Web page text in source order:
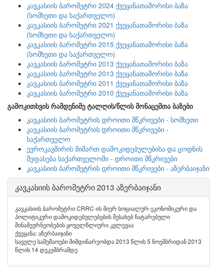
კავკასიის ბარომეტრი 2024 ქვეყანათაშორისი ბაზა
(სომხეთი და საქართველო)
კავკასიის ბარომეტრი 2021 ქვეყანათაშორისი ბაზა
(სომხეთი და საქართველო)
კავკასიის ბარომეტრი 2015 ქვეყანათაშორისი ბაზა
(სომხეთი და საქართველო)
კავკასიის ბარომეტრი 2013 ქვეყანათაშორისი ბაზა
კავკასიის ბარომეტრი 2013 ქვეყანათაშორისი ბაზა
კავკასიის ბარომეტრი 2011 ქვეყანათაშორისი ბაზა
კავკასიის ბარომეტრი 2010 ქვეყანათაშორისი ბაზა
გამოკითხვის რამდენიმე ტალღის/წლის მონაცემთა ბაზები
კავკასიის ბარომეტრის დროითი მწკრივები - სომხეთი
კავკასიის ბარომეტრის დროითი მწკრივები -
საქართველო
ევროკავშირის მიმართ დამოკიდებულებისა და ცოდნის
შეფასება საქართველოში - დროითი მწკრივები
კავკასიის ბარომეტრის დროითი მწკრივები - აზერბაიჯანი
კავკასიის ბარომეტრი 2013 აზერბაიჯანი
კავკასიის ბარომეტრი CRRC-ის მიერ სოციალურ-ეკონომიკური და
პოლიტიკური დამოკიდებულებების შესახებ ჩატარებული
შინამეურნეობების ყოველწლიური კვლევაა
ქვეყანა: აზერბაიჯანი
საველე სამუშაოები მიმდინარეობდა 2013 წლის 5 ნოემბრიდან 2013
წლის 14 დეკემბრამდე